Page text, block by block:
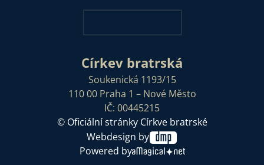
Církev bratrská
Soukenická 1193/15
110 00 Praha 1 – Nové Město
IČ: 00445215
© Oficiální stránky Církve bratrské
Webdesign by
Powered by